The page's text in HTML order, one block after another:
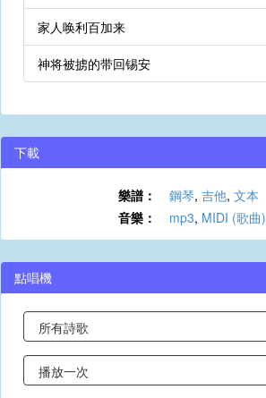
家人唤利百加来
神将被掳的带回锡安
下載
樂譜： 鋼琴, 吉他, 文本
音樂：
mp3, MIDI (歌曲)
點唱機